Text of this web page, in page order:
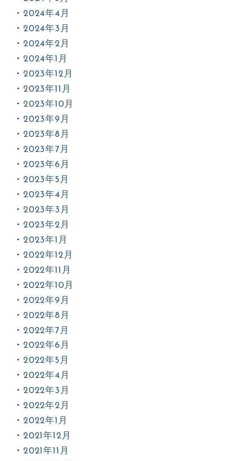
2024年4月
2024年3月
2024年2月
2024年1月
2023年12月
2023年11月
2023年10月
2023年9月
2023年8月
2023年7月
2023年6月
2023年5月
2023年4月
2023年3月
2023年2月
2023年1月
2022年12月
2022年11月
2022年10月
2022年9月
2022年8月
2022年7月
2022年6月
2022年5月
2022年4月
2022年3月
2022年2月
2022年1月
2021年12月
2021年11月